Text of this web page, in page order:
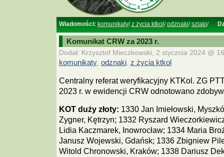
Wiadomości: komunikaty/z życia ktkol /odznaki/szlaki/
Komunikat CRW za 2023 r.
Dodał: Krzysztof Mieczkowski, 2 stycznia 2024 @
komunikaty, odznaki, z życia ktkol
Centralny referat weryfikacyjny KTKol. ZG
2023 r. w ewidencji CRW odnotowano
KOT duży złoty: 1330 Jan Imiełowski,
Zygner, Kętrzyn; 1332 Ryszard
Lidia Kaczmarek, Inowrocław; 1334 Maria
Janusz Wojewski, Gdańsk; 1336 Zbigniew
Witold Chronowski, Kraków; 1338 Dariusz